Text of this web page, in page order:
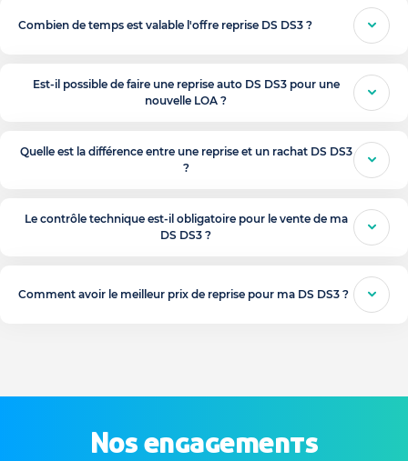
Combien de temps est valable l'offre reprise DS DS3 ?
Est-il possible de faire une reprise auto DS DS3 pour une
nouvelle LOA ?
Quelle est la différence entre une reprise et un rachat DS DS3
?
Le contrôle technique est-il obligatoire pour le vente de ma
DS DS3 ?
Comment avoir le meilleur prix de reprise pour ma DS DS3 ?
Nos engagements